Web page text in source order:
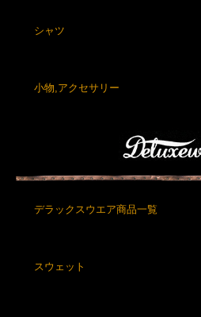
シャツ
小物,アクセサリー
デラックスウエア商品一覧
スウェット